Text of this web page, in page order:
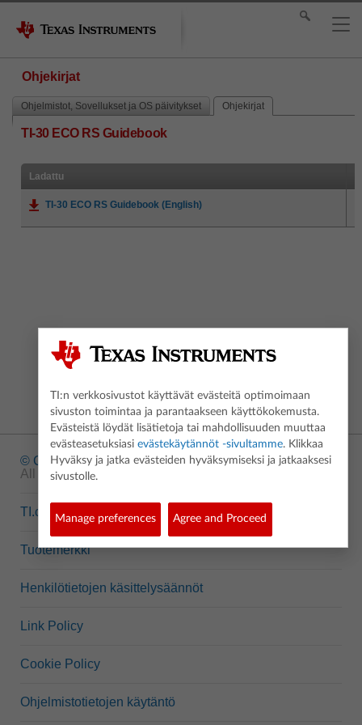
Ohjekirjat
Ohjelmistot, Sovellukset ja OS päivitykset Ohjekirjat
TI-30 ECO RS Guidebook
Ladattu
TI-30 ECO RS Guidebook (English)
© Copyright1995-2026 Texas Instruments Incorporated.
All rights reserved.
TI.com
Tuotemerkki
Henkilötietojen käsittelysäännöt
Link Policy
Cookie Policy
Ohjelmistotietojen käytäntö
TI:n verkkosivustot käyttävät evästeitä optimoimaan
sivuston toimintaa ja parantaakseen käyttökokemusta.
Evästeistä löydät lisätietoja tai mahdollisuuden muuttaa
evästeasetuksiasi evästekäytännöt -sivultamme. Klikkaa
Hyväksy ja jatka evästeiden hyväksymiseksi ja jatkaaksesi
sivustolle.
Manage preferences Agree and Proceed